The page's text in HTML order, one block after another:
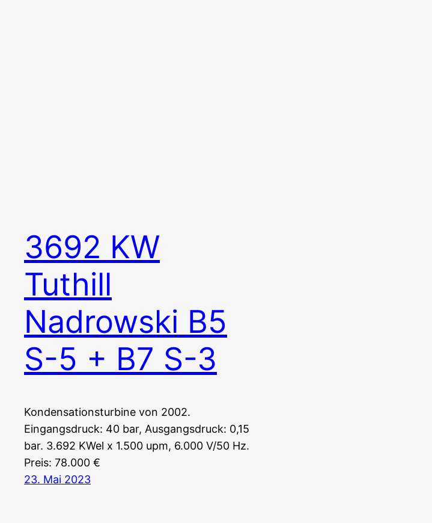
3692 KW
Tuthill
Nadrowski B5
S-5 + B7 S-3
Kondensationsturbine von 2002.
Eingangsdruck: 40 bar, Ausgangsdruck: 0,15
bar. 3.692 KWel x 1.500 upm, 6.000 V/50 Hz.
Preis: 78.000 €
23. Mai 2023